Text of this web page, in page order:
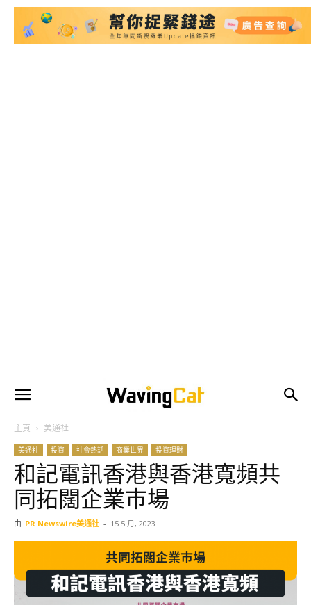
主頁 美通社
美通社 投資 社會熱話 商業世界 投資理財
和記電訊香港與香港寬頻共
同拓闊企業巿場
由 PR Newswire美通社 - 15 5 月, 2023